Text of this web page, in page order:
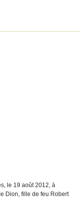
le 19 août 2012, à
Dion, fille de feu Robert